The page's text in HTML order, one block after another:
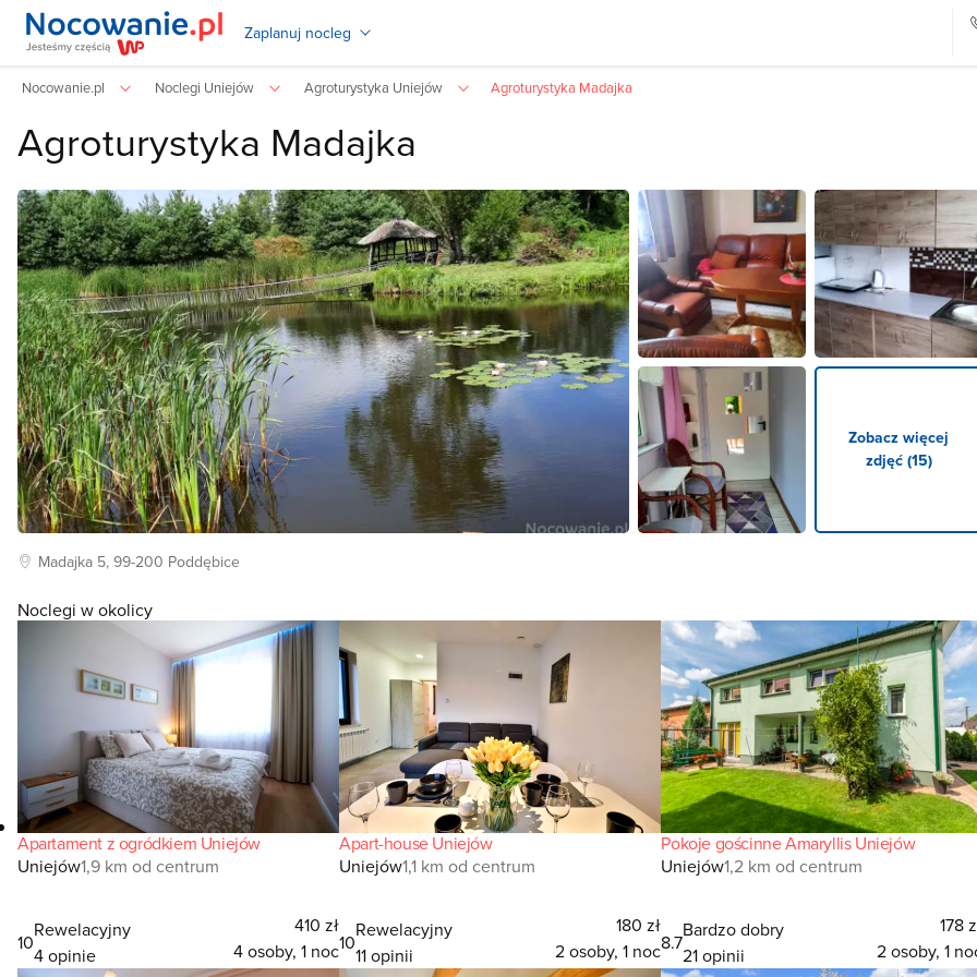
Zaplanuj nocleg
Nocowanie.pl Noclegi Uniejów Agroturystyka Uniejów Agroturystyka Madajka
Agroturystyka Madajka
Zobacz więcej
zdjęć (15)
Madajka5, 99-200 Poddębice
Noclegi w okolicy
Apartament z ogródkiem Uniejów
Uniejów1,9 km od centrum
10
Rewelacyjny
4 opinie
410 zł
4 osoby, 1 noc
Apart-house Uniejów
Uniejów1,1 km od centrum
10
Rewelacyjny
11 opinii
180 zł
2 osoby, 1 noc
Pokoje gościnne Amaryllis Uniejów
Uniejów1,2 km od centrum
8.7
Bardzo dobry
21 opinii
178
2 osoby, 1